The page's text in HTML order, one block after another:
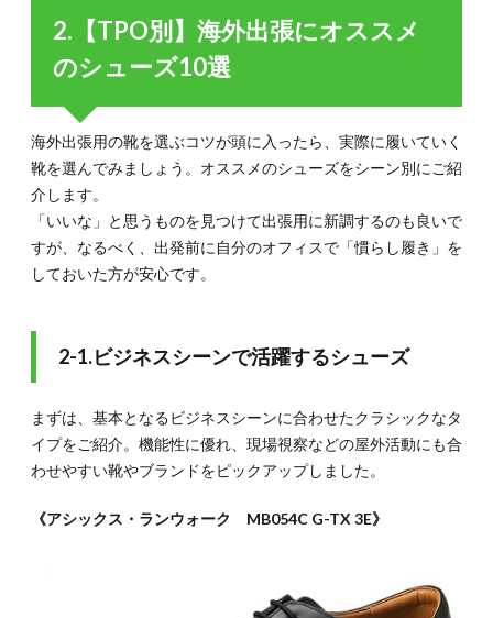
2.【TPO別】海外出張にオススメ
のシューズ10選
海外出張用の靴を選ぶコツが頭に入ったら、実際に履いていく
靴を選んでみましょう。オススメのシューズをシーン別にご紹
介します。
「いいな」と思うものを見つけて出張用に新調するのも良いで
すが、なるべく、出発前に自分のオフィスで「慣らし履き」を
しておいた方が安心です。
2-1.ビジネスシーンで活躍するシューズ
まずは、基本となるビジネスシーンに合わせたクラシックなタ
イプをご紹介。機能性に優れ、現場視察などの屋外活動にも合
わせやすい靴やブランドをピックアップしました。
《アシックス・ランウォーク MB054C G-TX 3E》